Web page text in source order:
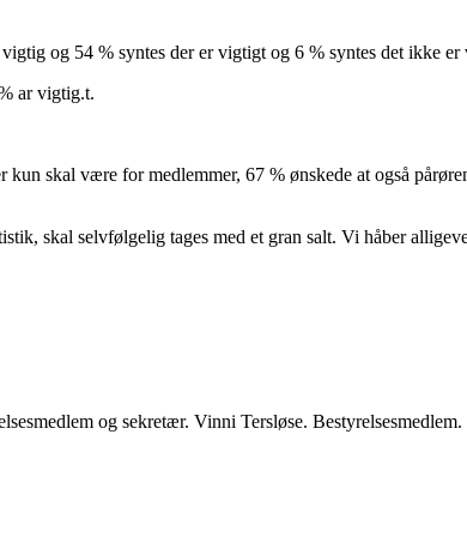
og 54 % syntes der er vigtigt og 6 % syntes det ikke er
ar vigtig.t.
skal være for medlemmer, 67 % ønskede at også
skal selvfølgelig tages med et gran salt. Vi håber
og sekretær. Vinni Tersløse.